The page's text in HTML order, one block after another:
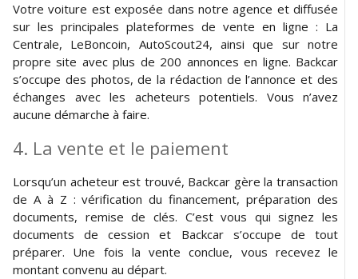
Votre voiture est exposée dans notre agence et diffusée
sur les principales plateformes de vente en ligne : La
Centrale, LeBoncoin, AutoScout24, ainsi que sur notre
propre site avec plus de 200 annonces en ligne. Backcar
s’occupe des photos, de la rédaction de l’annonce et des
échanges avec les acheteurs potentiels. Vous n’avez
aucune démarche à faire.
4. La vente et le paiement
Lorsqu’un acheteur est trouvé, Backcar gère la transaction
de A à Z : vérification du financement, préparation des
documents, remise de clés. C’est vous qui signez les
documents de cession et Backcar s’occupe de tout
préparer. Une fois la vente conclue, vous recevez le
montant convenu au départ.